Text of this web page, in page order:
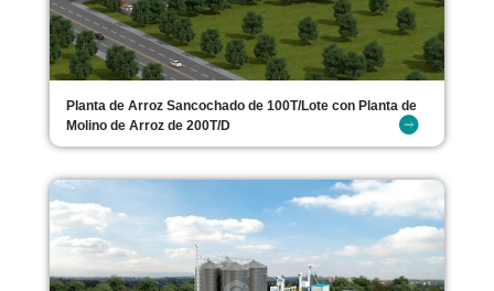
Planta de Arroz Sancochado de 100T/Lote con Planta de
Molino de Arroz de 200T/D